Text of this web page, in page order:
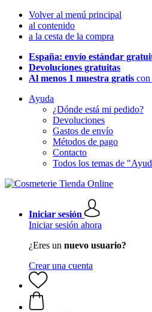
Volver al menú principal
al contenido
a la cesta de la compra
España: envío estándar
Devoluciones gratuitas
Al menos 1 muestra gratis con
Ayuda
¿Dónde está mi pedido?
Devoluciones
Gastos de envío
Métodos de pago
Contacto
Todos los temas de
Iniciar sesión
Iniciar sesión ahora
¿Eres un nuevo usuario?
Crear una cuenta